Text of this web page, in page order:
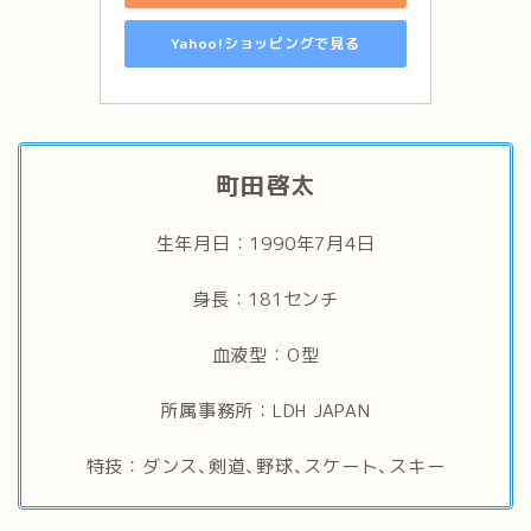
Yahoo!ショッピングで見る
町田啓太
生年月日：1990年7月4日
身長：181センチ
血液型：O型
所属事務所：LDH JAPAN
特技：ダンス､剣道､野球､スケート､スキー